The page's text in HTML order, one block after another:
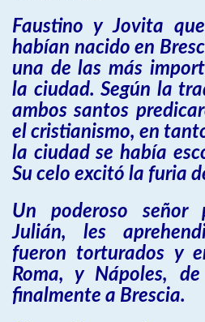
Faustino y Jovita
habían nacido en
una de las más
la ciudad. Según la
ambos santos
el cristianismo, en
la ciudad se había
Su celo excitó la furia
Un poderoso señor
Julián, les
fueron torturados y
Roma, y Nápoles,
finalmente a Brescia.